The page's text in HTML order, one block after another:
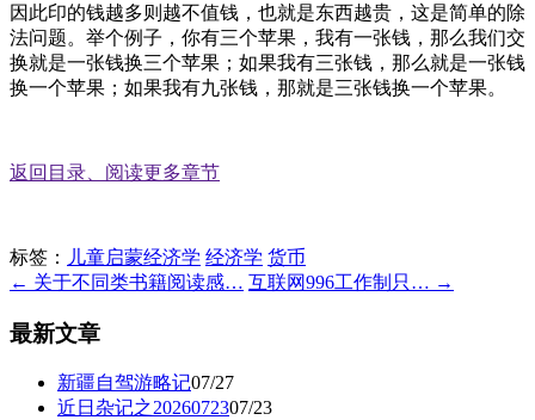
因此印的钱越多则越不值钱，也就是东西越贵，这是简单的除
法问题。举个例子，你有三个苹果，我有一张钱，那么我们交
换就是一张钱换三个苹果；如果我有三张钱，那么就是一张钱
换一个苹果；如果我有九张钱，那就是三张钱换一个苹果。
返回目录、阅读更多章节
标签： 儿童启蒙经济学 经济学 货币
← 关于不同类书籍阅读感… 互联网996工作制只… →
最新文章
新疆自驾游略记07/27
近日杂记之2026072307/23